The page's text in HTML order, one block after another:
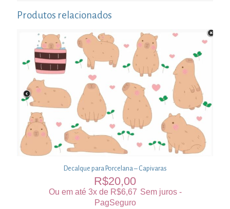
Produtos relacionados
Decalque para Porcelana – Capivaras
R$20,00
Ou em até 3x de R$6,67 Sem juros -
PagSeguro